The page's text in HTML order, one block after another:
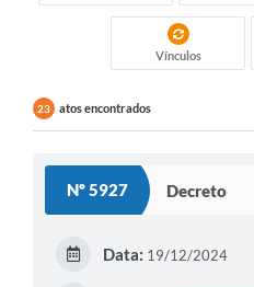
Vínculos
23 atos encontrados
Nº 5927 Decreto
Data: 19/12/2024